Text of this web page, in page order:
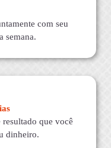
com seu
semana.
resultado que você
dinheiro.